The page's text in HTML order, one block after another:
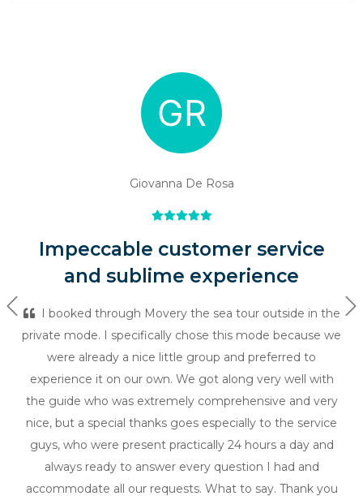
Giovanna De Rosa
Impeccable customer service
and sublime experience
I booked through Movery the sea tour outside in the
private mode. I specifically chose this mode because we
were already a nice little group and preferred to
experience it on our own. We got along very well with
the guide who was extremely comprehensive and very
nice, but a special thanks goes especially to the service
guys, who were present practically 24 hours a day and
always ready to answer every question I had and
accommodate all our requests. What to say. Thank you
Previous